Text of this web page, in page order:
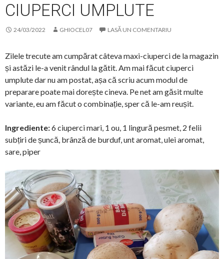
CIUPERCI UMPLUTE
24/03/2022 GHIOCEL07 LASĂ UN COMENTARIU
Zilele trecute am cumpărat câteva maxi-ciuperci de la magazin
și astăzi le-a venit rândul la gătit. Am mai făcut ciuperci
umplute dar nu am postat, așa că scriu acum modul de
preparare poate mai dorește cineva. Pe net am găsit multe
variante, eu am făcut o combinație, sper că le-am reușit.
Ingrediente:6 ciuperci mari, 1 ou, 1 lingură pesmet, 2 felii
subțiri de șuncă, brânză de burduf, unt aromat, ulei aromat,
sare, piper